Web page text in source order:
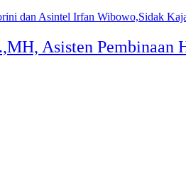
Asisten Pembinaan